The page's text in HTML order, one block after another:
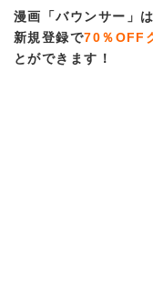
漫画「バウンサー」は
新規登録で70％OFF
とができます！